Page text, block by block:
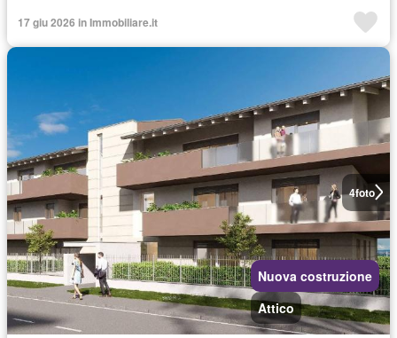
17 giu 2026 in Immobiliare.it
4foto
Nuova costruzione
Attico